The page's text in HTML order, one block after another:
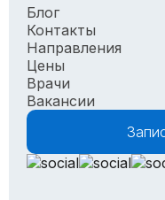
Блог
Контакты
Направления
Цены
Врачи
Вакансии